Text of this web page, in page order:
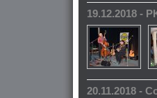
19.12.2018 -
20.11.2018 -